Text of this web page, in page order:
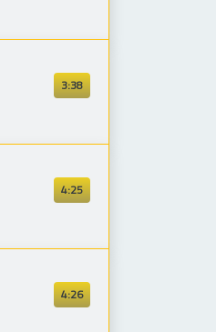
3:38
4:25
4:26